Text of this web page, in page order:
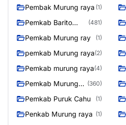
Pembak Murung raya (1)
Pemkab Barito
(481)
Pemkab Murung ray (1)
pemkab Murung raya(2)
Pemkab murung raya(4)
Pemkab Murung
(360)
Pemkab Puruk Cahu (1)
Penkab Murung raya (1)